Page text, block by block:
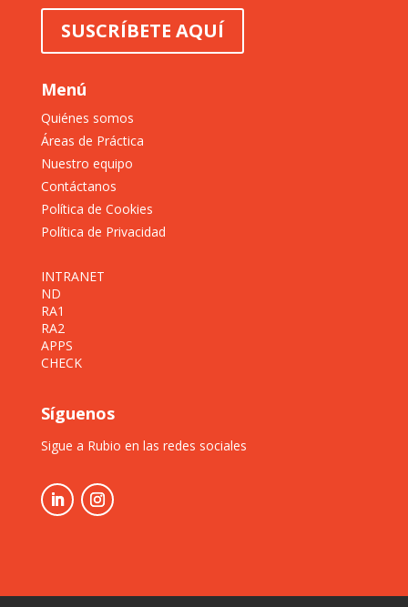
SUSCRÍBETE AQUÍ
Menú
Quiénes somos
Áreas de Práctica
Nuestro equipo
Contáctanos
Política de Cookies
Política de Privacidad
INTRANET
ND
RA1
RA2
APPS
CHECK
Síguenos
Sigue a Rubio en las redes sociales